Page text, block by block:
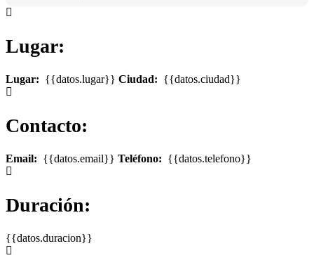
Lugar:
Lugar: {{datos.lugar}} Ciudad: {{datos.ciudad}}
Contacto:
Email: {{datos.email}} Teléfono: {{datos.telefono}}
Duración:
{{datos.duracion}}